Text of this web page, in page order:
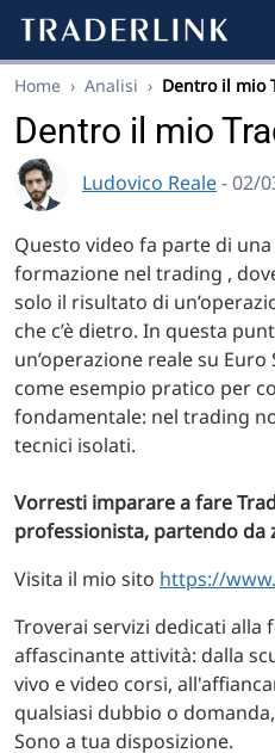
Home › Analisi › Dentro il mio
Dentro il mio
Ludovico Reale- 02/
Questo video fa parte di
formazione nel trading ,
solo il risultato di
che c’è dietro. In questa
un’operazione reale su
come esempio pratico per
fondamentale: nel trading
tecnici isolati.
Vorresti imparare a fare
professionista, partendo da
Visita il mio sito https://
Troverai servizi dedicati alla
affascinante attività: dalla
vivo e video corsi,
qualsiasi dubbio o
Sono a tua disposizione.